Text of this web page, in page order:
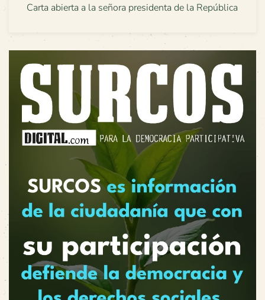
Carta abierta a la señora presidenta de la República